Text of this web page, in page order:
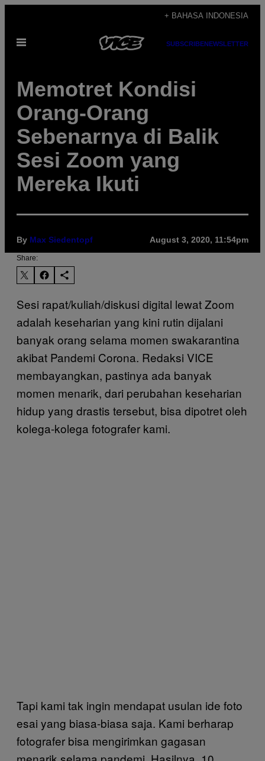
content
+ BAHASA INDONESIA
Open
SUBSCRIBENEWSLETTER
Memotret Kondisi
Orang-Orang
Sebenarnya di Balik
Sesi Zoom yang
Mereka Ikuti
By Max Siedentopf August 3, 2020, 11:54pm
Share:
Sesi rapat/kuliah/diskusi digital lewat Zoom
adalah keseharian yang kini rutin dijalani
banyak orang selama momen swakarantina
akibat Pandemi Corona. Redaksi VICE
membayangkan, pastinya ada banyak
momen menarik, dari perubahan keseharian
hidup yang drastis tersebut, bisa dipotret oleh
kolega-kolega fotografer kami.
Tapi kami tak ingin mendapat usulan ide foto
esai yang biasa-biasa saja. Kami berharap
fotografer bisa mengirimkan gagasan